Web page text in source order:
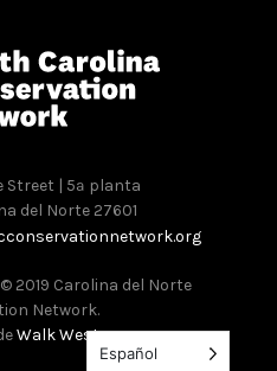
Street | 5ª planta
del Norte 27601
2019 Carolina del Norte
Network.
Walk West
Español